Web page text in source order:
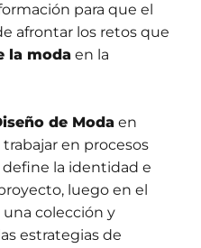
para que el
afrontar los retos que
la moda en la
de Moda en
trabajar en procesos
la identidad e
luego en el
colección y
estrategias de